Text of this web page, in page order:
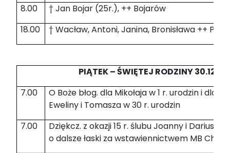
8.00
† Jan Bojar (25r.), ++ Bojarów
18.00
† Wacław, Antoni, Janina, Bronisława ++
PIĄTEK – ŚWIĘTEJ RODZINY
7.00
O Boże błog. dla Mikołaja w 1 r. urodzin i dla
Eweliny i Tomasza w 30 r. urodzin
7.00
Dziękcz. z okazji 15 r. ślubu Joanny i
o dalsze łaski za wstawiennictwem MB